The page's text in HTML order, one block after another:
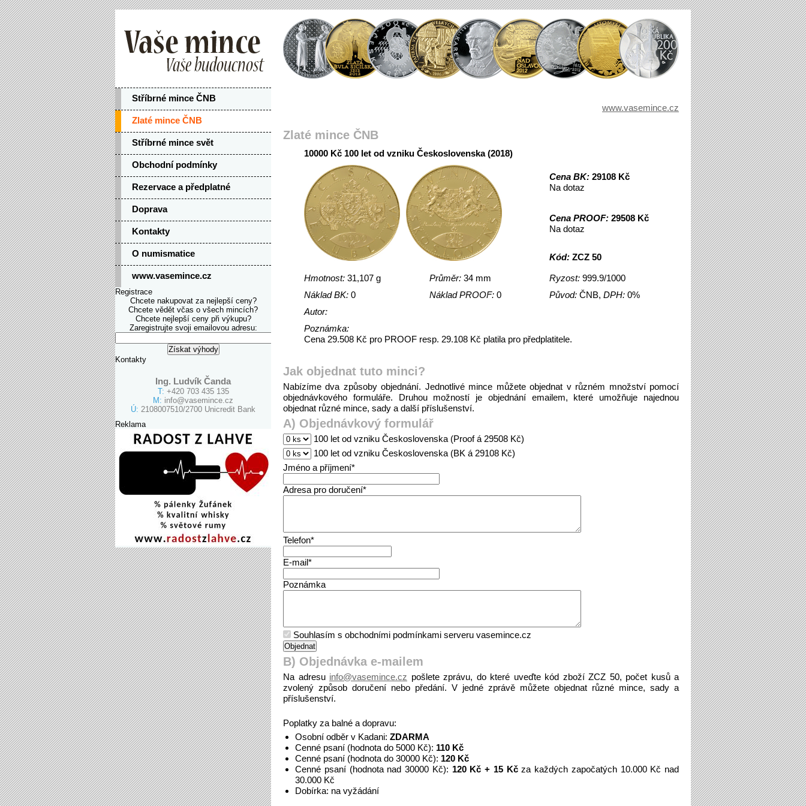
Stříbrné mince ČNB
Zlaté mince ČNB
Stříbrné mince svět
Obchodní podmínky
Rezervace a předplatné
Doprava
Kontakty
O numismatice
www.vasemince.cz
Registrace
Chcete nakupovat za nejlepší ceny?
Chcete vědět včas o všech mincích?
Chcete nejlepší ceny při výkupu?
Zaregistrujte svoji emailovou adresu:
Kontakty
Ing. Ludvík Čanda
T: +420 703 435 135
M: info@vasemince.cz
Ú: 2108007510/2700 Unicredit Bank
Reklama
www.vasemince.cz
Zlaté mince ČNB
10000 Kč 100 let od vzniku Československa (2018)
Cena BK: 29108 Kč
Na dotaz
Cena PROOF: 29508 Kč
Na dotaz
Kód: ZCZ 50
Hmotnost: 31,107 g Průměr: 34 mm Ryzost: 999.9/1000
Náklad BK: 0 Náklad PROOF: 0 Původ: ČNB, DPH: 0%
Autor:
Poznámka:
Cena 29.508 Kč pro PROOF resp. 29.108 Kč platila pro předplatitele.
Jak objednat tuto minci?
Nabízíme dva způsoby objednání. Jednotlivé mince můžete objednat v různém množství pomocí
objednávkového formuláře. Druhou možností je objednání emailem, které umožňuje najednou
objednat různé mince, sady a další příslušenství.
A) Objednávkový formulář
100 let od vzniku Československa (Proof á 29508 Kč)
100 let od vzniku Československa (BK á 29108 Kč)
Jméno a příjmení*
Adresa pro doručení*
Telefon*
E-mail*
Poznámka
Souhlasím s obchodními podmínkami serveru vasemince.cz
B) Objednávka e-mailem
Na adresu info@vasemince.cz pošlete zprávu, do které uveďte kód zboží ZCZ 50, počet kusů a
zvolený způsob doručení nebo předání. V jedné zprávě můžete objednat různé mince, sady a
příslušenství.
Poplatky za balné a dopravu:
Osobní odběr v Kadani: ZDARMA
Cenné psaní (hodnota do 5000 Kč): 110 Kč
Cenné psaní (hodnota do 30000 Kč): 120 Kč
Cenné psaní (hodnota nad 30000 Kč): 120 Kč + 15 Kčza každých započatých 10.000 Kč nad
30.000 Kč
Dobírka: na vyžádání